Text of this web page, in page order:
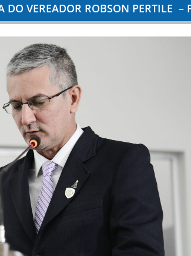
VEREADOR ROBSON PERTILE –